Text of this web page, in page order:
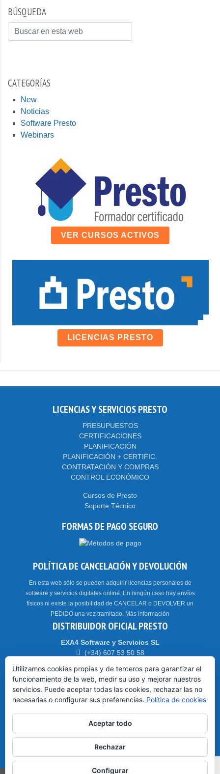
BÚSQUEDA
CATEGORÍAS
New
Noticias
Software Presto
Webinars
VER CURSOS ACTIVOS
LICENCIAS PRESTO
LICENCIAS Y SERVICIOS PRESTO
PRESUPUESTOS
CERTIFICACIONES
PLANIFICACIÓN
PLANIFICACIÓN + CERTIFIC.
CONTRATACIÓN Y COMPRAS
CONTROL ECONÓMICO
Cursos de Presto
Soporte Técnico
FORMAS DE PAGO SEGURO
POLÍTICA DE CANCELACIÓN Y DEVOLUCIÓN
En esta web sólo se pueden adquirir licencias personales de
software y servicios digitales online. En ningún caso hay envíos
físicos ni existe la posibilidad de CANCELAR o DEVOLVER un
PEDIDO una vez tramitado.
Más información
DISTRIBUIDOR OFICIAL PRESTO
EXA4 Software y Servicios SL
(+34) 607 53 50 58
HORARIO: CET // CEST (Madrid)
De 9:00 a 14:00 y de 15:00 a 18:30
HORARIO DE VERANO
Del 1-Jul al 15-Sept: de 8:00 a 15:00
Utilizamos cookies propias y de terceros para garantizar el
funcionamiento de la web, medir su uso y mejorar nuestros
servicios. Puede aceptar todas las cookies, rechazar las no
necesarias o configurar sus preferencias. Política de cookies
Aceptar todo
Rechazar
Configurar